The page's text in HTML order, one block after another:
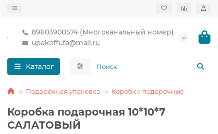
89603900574 (Многоканальный номер)
upakoffufa@mail.ru
Каталог
Подарочная упаковка Коробки подарочные
Коробка подарочная 10*10*7
САЛАТОВЫЙ